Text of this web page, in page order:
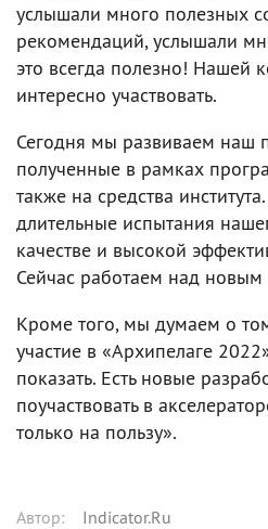
услышали много полезных
рекомендаций, услышали
это всегда полезно! Нашей
интересно участвовать.
Сегодня мы развиваем наш
полученные в рамках
также на средства
длительные испытания
качестве и высокой
Сейчас работаем над новым
Кроме того, мы думаем о
участие в «Архипелаге
показать. Есть новые
поучаствовать в
только на пользу».
Автор: Indicator.Ru